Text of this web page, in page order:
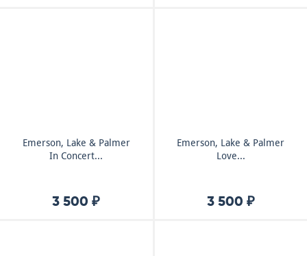
Emerson, Lake & Palmer
In Concert...
3 500 ₽
Emerson, Lake & Palmer
Love...
3 500 ₽